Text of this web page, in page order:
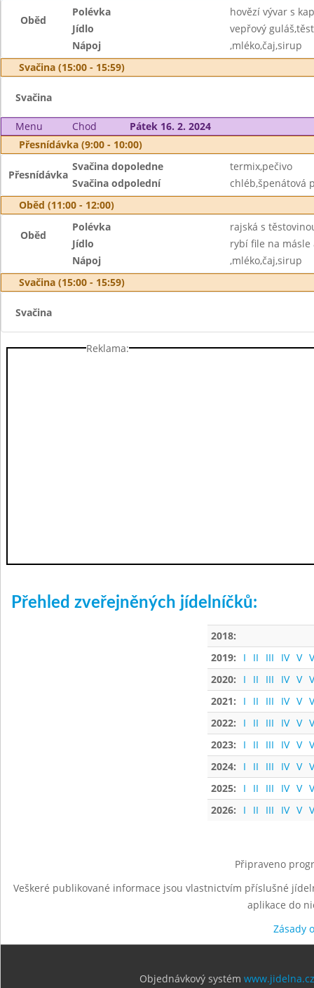
Oběd
Polévka
hovězí vývar s
Jídlo
vepřový
Nápoj
,mléko,čaj,sirup
Svačina (15:00 - 15:59)
Svačina
Menu Chod
Pátek 16. 2. 2024
Přesnídávka (9:00 - 10:00)
Přesnídávka
Svačina dopoledne
termix,pečivo
Svačina odpolední
chléb,špenátová
Oběd (11:00 - 12:00)
Oběd
Polévka
rajská s
Jídlo
rybí file na
Nápoj
,mléko,čaj,sirup
Svačina (15:00 - 15:59)
Svačina
Reklama:
Přehled zveřejněných jídelníčků:
2018:
2019:
I II III IV V
2020:
I II III IV V
2021:
I II III IV V
2022:
I II III IV V
2023:
I II III IV V
2024:
I II III IV V
2025:
I II III IV V
2026:
I II III IV V
Připraveno
Veškeré publikované informace jsou vlastnictvím příslušné
aplikace do
Zásady
Objednávkový systém www.jidelna.cz